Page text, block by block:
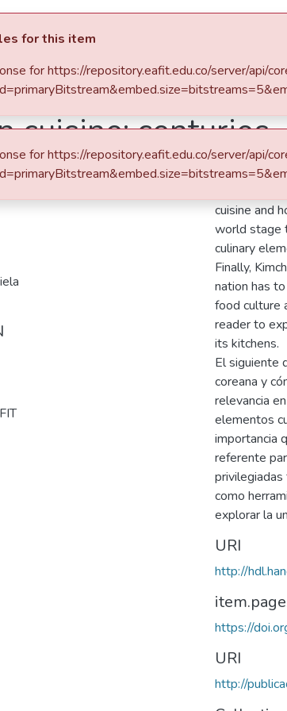
Communities & Collections
cuisine:
cuisine and
world stage
culinary
Finally,
nation has
food culture
reader to
its kitchens.
El siguiente
coreana y
relevancia
elementos
importancia
referente
privilegiadas
como
explorar la
URI
http://
https://
URI
http://
for this item
for https://repository.eafit.edu.co/server/
for https://repository.eafit.edu.co/server/